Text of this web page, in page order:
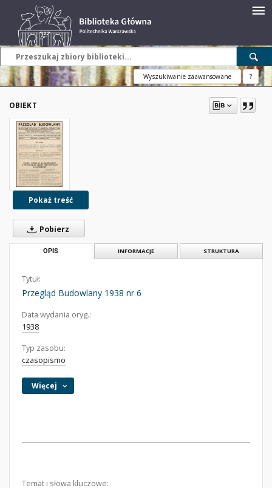
Wyszukiwanie zaawansowane ?
OBIEKT
Pokaż treść
Pobierz
OPIS INFORMACJE STRUKTURA
Tytuł:
Przegląd Budowlany 1938 nr 6
Data wydania oryg.:
1938
Typ zasobu:
czasopismo
Więcej
Temat i słowa kluczowe: